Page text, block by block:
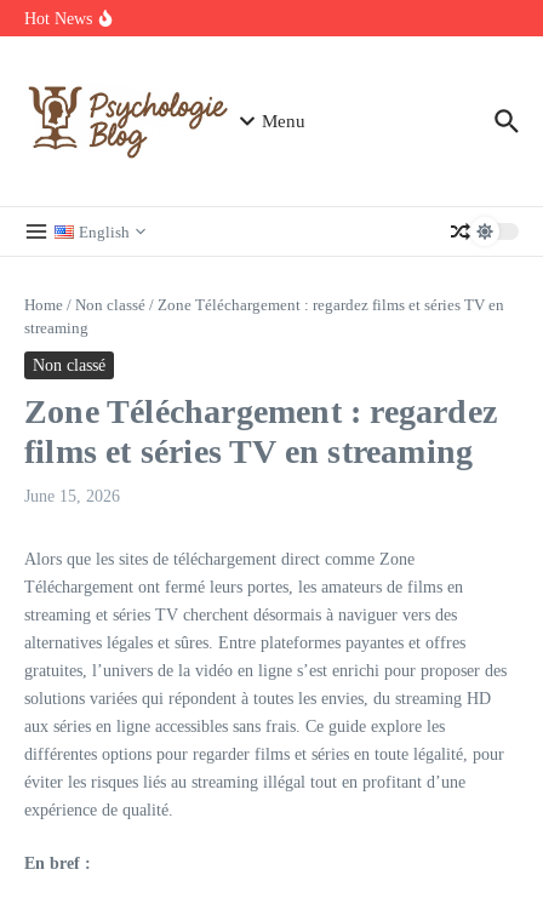
Skip to content
Hot News
Regardez Films et Séries en Streaming sur Wiflix
Menu
English
Home / Non classé / Zone Téléchargement : regardez films et séries TV en
streaming
Non classé
Zone Téléchargement : regardez
films et séries TV en streaming
June 15, 2026
Alors que les sites de téléchargement direct comme Zone
Téléchargement ont fermé leurs portes, les amateurs de films en
streaming et séries TV cherchent désormais à naviguer vers des
alternatives légales et sûres. Entre plateformes payantes et offres
gratuites, l’univers de la vidéo en ligne s’est enrichi pour proposer des
solutions variées qui répondent à toutes les envies, du streaming HD
aux séries en ligne accessibles sans frais. Ce guide explore les
différentes options pour regarder films et séries en toute légalité, pour
éviter les risques liés au streaming illégal tout en profitant d’une
expérience de qualité.
En bref :